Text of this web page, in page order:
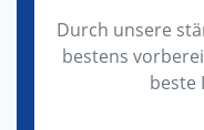
Durch unsere
bestens
beste